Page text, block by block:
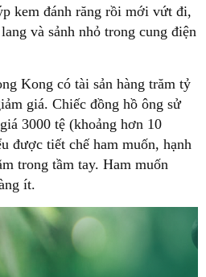
kem đánh răng rồi mới vứt đi,
và sảnh nhỏ trong cung điện
Kong có tài sản hàng trăm tỷ
giá. Chiếc đồng hồ ông sử
3000 tệ (khoảng hơn 10
được tiết chế ham muốn, hạnh
trong tầm tay. Ham muốn
ít.